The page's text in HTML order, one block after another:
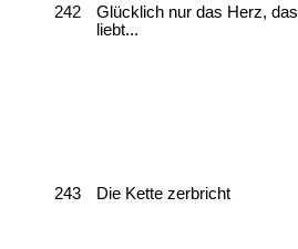
242
Glücklich nur das Herz, das
liebt...
243 Die Kette zerbricht